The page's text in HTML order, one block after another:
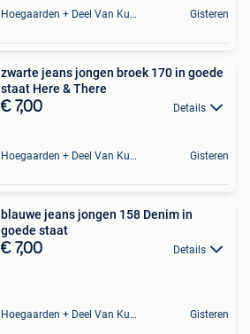
Hoegaarden + Deel Van Kumtich + Deel Van Tienen Gisteren
zwarte jeans jongen broek 170 in goede
staat Here & There
€ 7,00 Details
Hoegaarden + Deel Van Kumtich + Deel Van Tienen Gisteren
blauwe jeans jongen 158 Denim in
goede staat
€ 7,00 Details
Hoegaarden + Deel Van Kumtich + Deel Van Tienen Gisteren